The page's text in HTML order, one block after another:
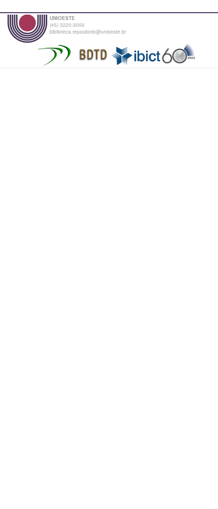
UNIOESTE
(45) 3220-3000
biblioteca.repositorio@unioeste.br